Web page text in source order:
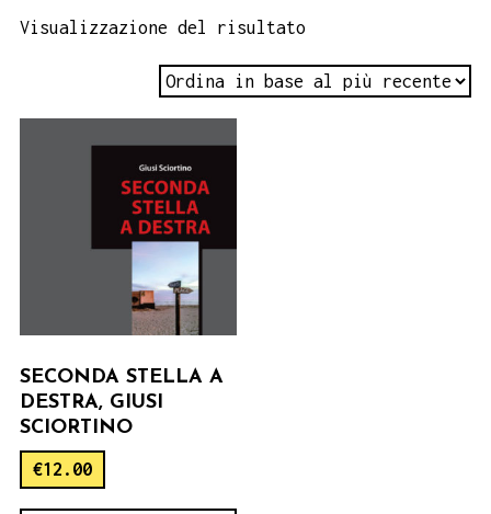
Visualizzazione del risultato
SECONDA STELLA A
DESTRA, GIUSI
SCIORTINO
€12.00